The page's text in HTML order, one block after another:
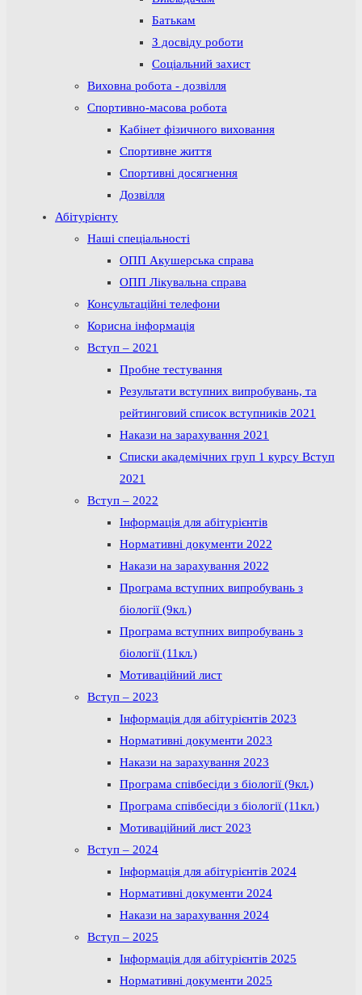
Батькам
З досвіду роботи
Соціальний захист
Виховна робота - дозвілля
Спортивно-масова робота
Кабінет фізичного виховання
Спортивне життя
Спортивні досягнення
Дозвілля
Абітурієнту
Наші спеціальності
ОПП Акушерська справа
ОПП Лікувальна справа
Консультаційні телефони
Корисна інформація
Вступ – 2021
Пробне тестування
Результати вступних випробувань, та
рейтинговий список вступників 2021
Накази на зарахування 2021
Списки академічних груп 1 курсу Вступ
2021
Вступ – 2022
Інформація для абітурієнтів
Нормативні документи 2022
Накази на зарахування 2022
Програма вступних випробувань з
біології (9кл.)
Програма вступних випробувань з
біології (11кл.)
Мотиваційний лист
Вступ – 2023
Інформація для абітурієнтів 2023
Нормативні документи 2023
Накази на зарахування 2023
Програма співбесіди з біології (9кл.)
Програма співбесіди з біології (11кл.)
Мотиваційний лист 2023
Вступ – 2024
Інформація для абітурієнтів 2024
Нормативні документи 2024
Накази на зарахування 2024
Вступ – 2025
Інформація для абітурієнтів 2025
Нормативні документи 2025